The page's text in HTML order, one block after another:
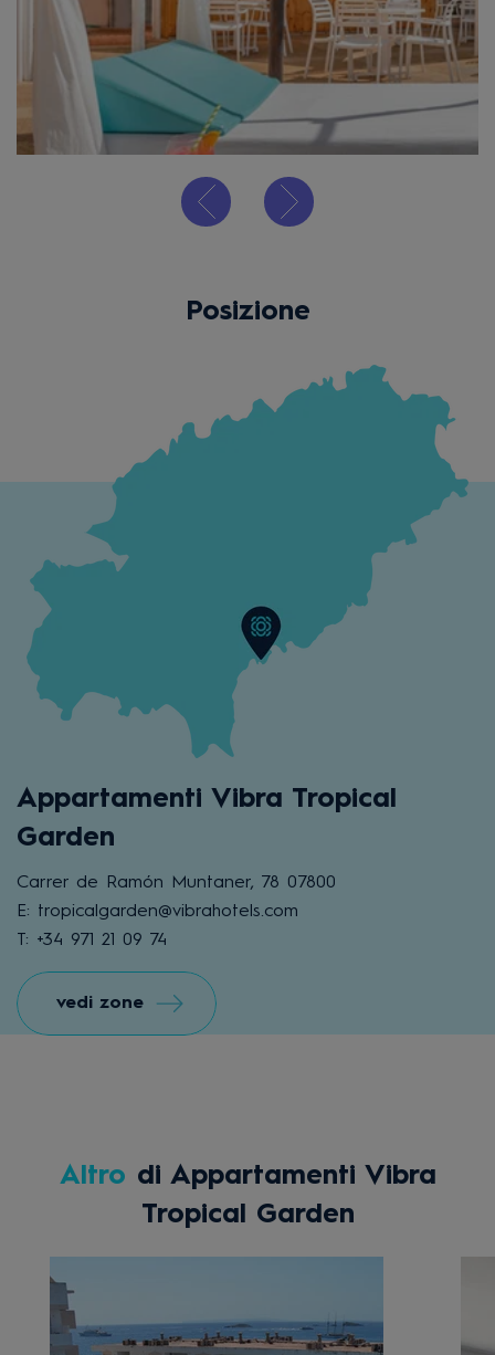
Posizione
Appartamenti Vibra Tropical
Garden
Carrer de Ramón Muntaner, 78 07800
E: tropicalgarden@vibrahotels.com
T: +34 971 21 09 74
vedi zone
Altro di Appartamenti Vibra
Tropical Garden